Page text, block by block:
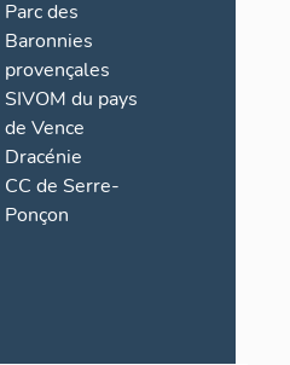
Parc des
Baronnies
provençales
SIVOM du pays
de Vence
Dracénie
CC de Serre-
Ponçon